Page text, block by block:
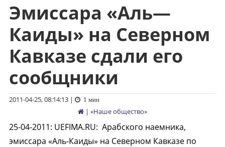
Перейти
содержимому
Эмиссара «Аль—
Каиды» на Северном
Кавказе сдали его
сообщники
2011-04-25, 08:14:13| 1 мин
| «Наше общество»
25-04-2011: UEFIMA.RU: Арабского наемника,
эмиссара «Аль-Каиды» на Северном Кавказе по